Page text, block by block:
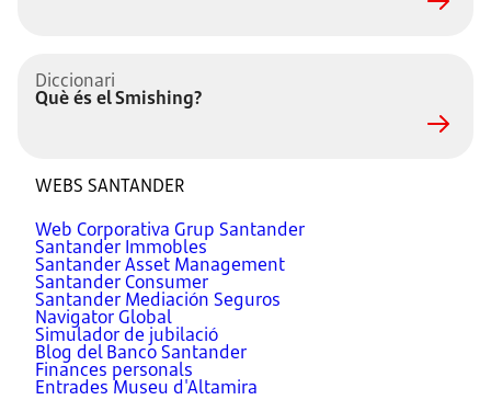
Diccionari
Què és el Smishing?
WEBS SANTANDER
Web Corporativa Grup Santander
Santander Immobles
Santander Asset Management
Santander Consumer
Santander Mediación Seguros
Navigator Global
Simulador de jubilació
Blog del Banco Santander
Finances personals
Entrades Museu d'Altamira